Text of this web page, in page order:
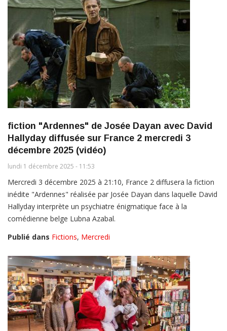
fiction "Ardennes" de Josée Dayan avec David
Hallyday diffusée sur France 2 mercredi 3
décembre 2025 (vidéo)
lundi 1 décembre 2025 - 11:53
Mercredi 3 décembre 2025 à 21:10, France 2 diffusera la fiction
inédite "Ardennes" réalisée par Josée Dayan dans laquelle David
Hallyday interprète un psychiatre énigmatique face à la
comédienne belge Lubna Azabal.
Publié dans Fictions, Mercredi